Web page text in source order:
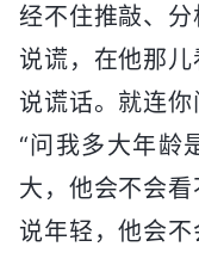
经不住推敲、
说谎，在他那
说谎话。就连你
“问我多大年龄
大，他会不会
说年轻，他会